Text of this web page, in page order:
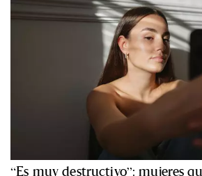
“Es muy destructivo”: mujeres